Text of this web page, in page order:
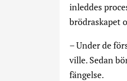
inleddes
brödraskapet
– Under de
ville. Sedan
fängelse.